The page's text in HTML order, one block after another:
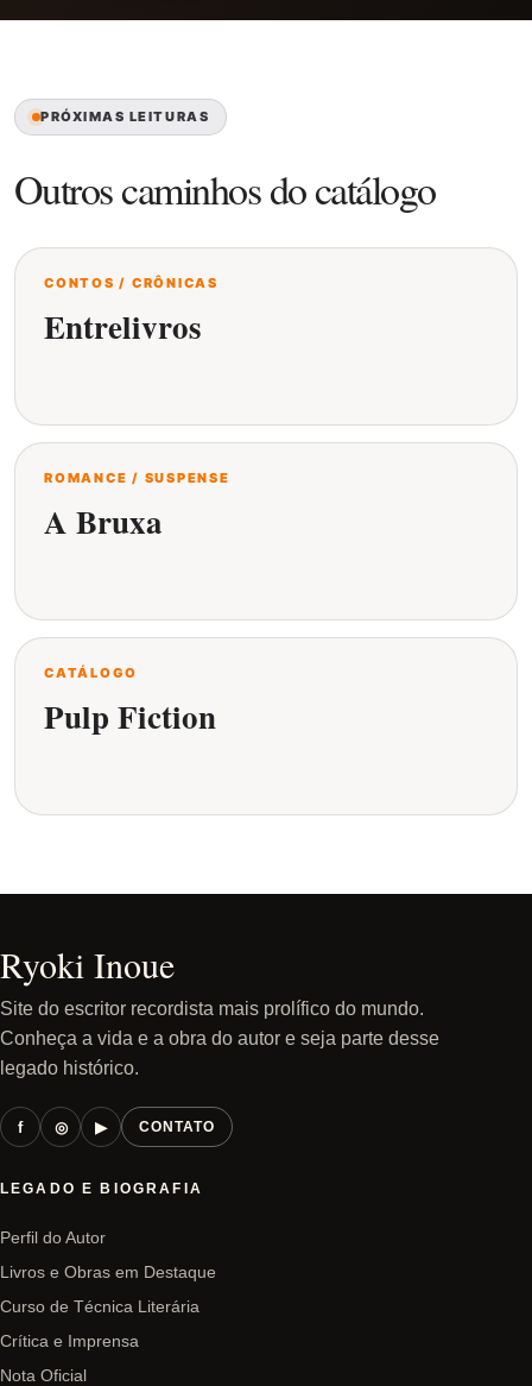
PRÓXIMAS LEITURAS
Outros caminhos do catálogo
CONTOS / CRÔNICAS
Entrelivros
ROMANCE / SUSPENSE
A Bruxa
CATÁLOGO
Pulp Fiction
Ryoki Inoue
Site do escritor recordista mais prolífico do mundo.
Conheça a vida e a obra do autor e seja parte desse
legado histórico.
f ◎ ▶ CONTATO
LEGADO E BIOGRAFIA
Perfil do Autor
Livros e Obras em Destaque
Curso de Técnica Literária
Crítica e Imprensa
Nota Oficial